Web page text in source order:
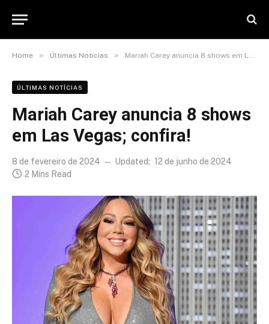
Home » Últimas Notícias » Mariah Carey anuncia 8 shows em Las Vegas; confira!
ÚLTIMAS NOTÍCIAS
Mariah Carey anuncia 8 shows
em Las Vegas; confira!
8 de fevereiro de 2024 Updated: 12 de junho de 2024
2 Mins Read